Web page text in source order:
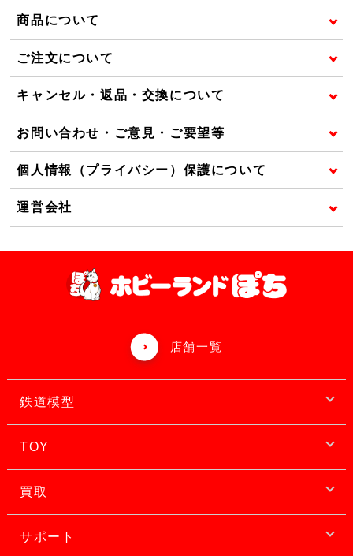
商品について
ご注文について
キャンセル・返品・交換について
お問い合わせ・ご意見・ご要望等
個人情報（プライバシー）保護について
運営会社
店舗一覧
鉄道模型
TOY
買取
サポート